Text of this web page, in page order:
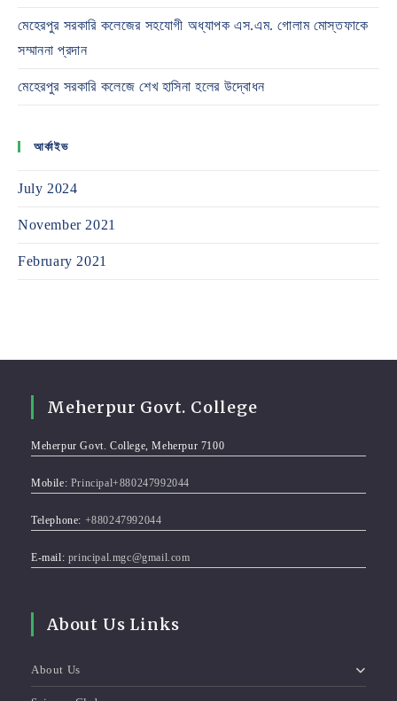
মেহেরপুর সরকারি কলেজের সহযোগী অধ্যাপক এস.এম. গোলাম মোস্তফাকে
সম্মাননা প্রদান
মেহেরপুর সরকারি কলেজে শেখ হাসিনা হলের উদ্বোধন
আর্কাইভ
July 2024
November 2021
February 2021
Meherpur Govt. College
Meherpur Govt. College, Meherpur 7100
Mobile: Principal+880247992044
Telephone: +880247992044
E-mail: principal.mgc@gmail.com
About Us Links
About Us